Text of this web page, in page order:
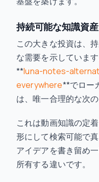
持続可能な知識資産
この大きな投資は、
な需要を示していま
**luna-notes-
everywhere**でロー
は、唯一合理的な次の
これは動画知識の定
形にして検索可能で
アイデアを書き留め
所有する違いです。